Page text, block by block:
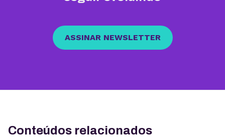
ASSINAR NEWSLETTER
Conteúdos relacionados